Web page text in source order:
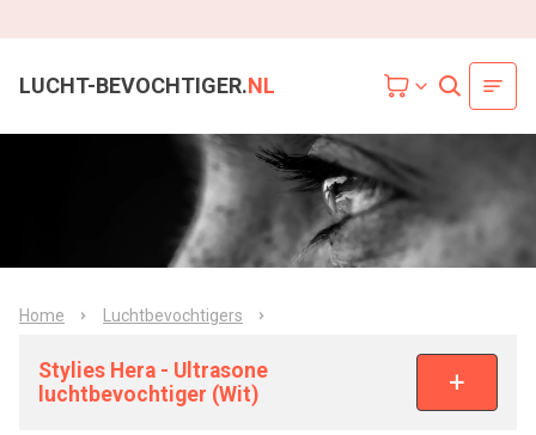
LUCHT-BEVOCHTIGER.NL
Home Luchtbevochtigers
Stylies Hera - Ultrasone
luchtbevochtiger (Wit)